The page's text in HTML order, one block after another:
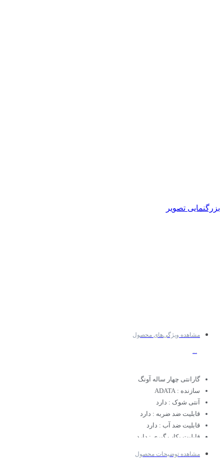
بزرگنمایی تصویر
مشاهده ویژگی‌های محصول
گارانتی چهار ساله آونگ
سازنده : ADATA
آنتی شوک : دارد
قابلیت ضد ضربه : دارد
قابلیت ضد آب : دارد
قابلیت بکاپ گیری : دارد
نوع رابط : USB 3.2
مشاهده توضیحات محصول